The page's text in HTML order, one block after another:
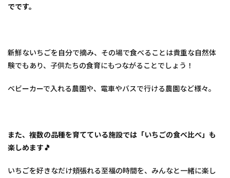
エコ
3
いち
りの
4
愛媛
その
でです。
新鮮ないちごを自分で摘み、その場で食べることは貴重な自然体
験でもあり、子供たちの食育にもつながることでしょう！
ベビーカーで入れる農園や、電車やバスで行ける農園など様々。
また、複数の品種を育てている施設では「いちごの食べ比べ」も
楽しめます🎵
いちごを好きなだけ頬張れる至福の時間を、みんなと一緒に楽し